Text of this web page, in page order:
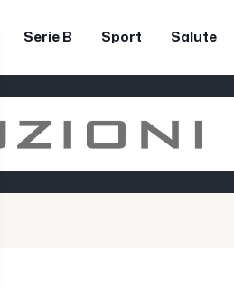
Serie B Sport Salute